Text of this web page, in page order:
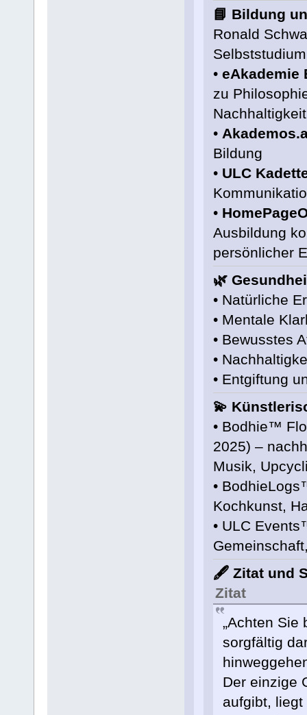
📘 Bildung
Ronald
•
zu
•
Bildung
• ULC
•
Ausbildung
persönlicher
🌿
• Natürliche
• Mentale
• Bewusstes
•
• Entgiftung
💫
• Bodhie™
2025) –
Musik,
•
Kochkunst,
• ULC
🖋️ Zitat und
Zitat
„Achten Sie
sorgfältig
Der einzige
aufgibt,